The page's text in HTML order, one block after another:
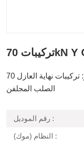
وصف قصير: تركيبات نهاية العازل 70kN Y Clevis تزوير تركيبات
الصلب المجلفن
رقم الموديل :
النظام (موك) :